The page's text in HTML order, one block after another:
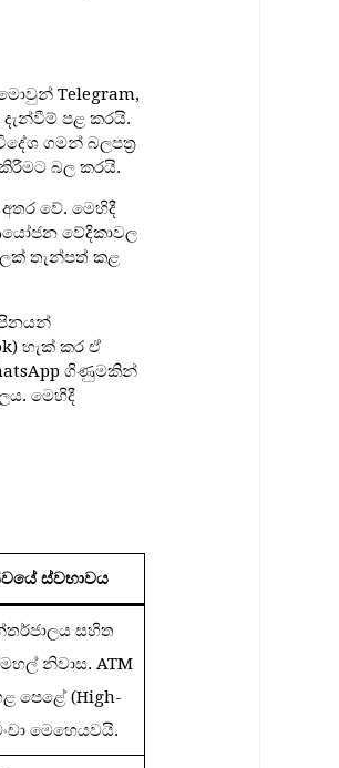
Telegram,
දැන්වීම් පළ කරයි.
ගමන් බලපත්‍ර
බල කරයි.
වේ. මෙහිදී
වේදිකාවල
තැන්පත් කළ
හැක් කර ඒ
ගිණුමකින්
මෙහිදී
ස්වභාවය
සහිත
නිවාස. ATM
පෙළේ (High-
මෙහෙයවයි.